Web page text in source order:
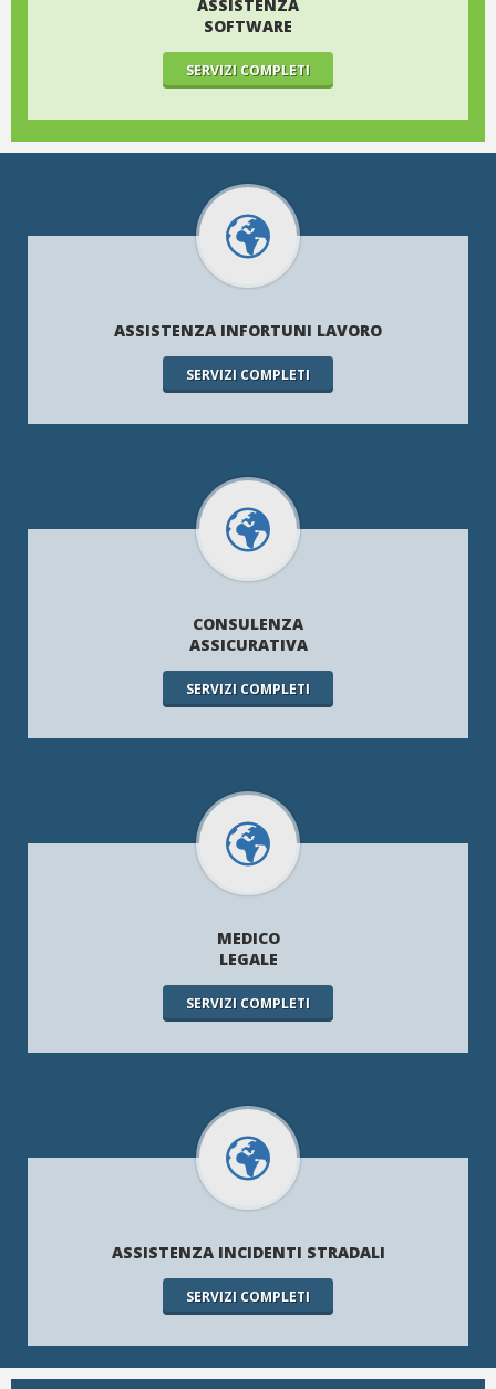
ASSISTENZA
SOFTWARE
SERVIZI COMPLETI
ASSISTENZA INFORTUNI LAVORO
SERVIZI COMPLETI
CONSULENZA
ASSICURATIVA
SERVIZI COMPLETI
MEDICO
LEGALE
SERVIZI COMPLETI
ASSISTENZA INCIDENTI STRADALI
SERVIZI COMPLETI